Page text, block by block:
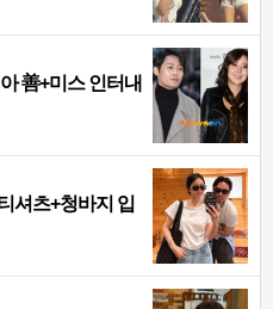
善+미스 인터내
셔츠+청바지 입